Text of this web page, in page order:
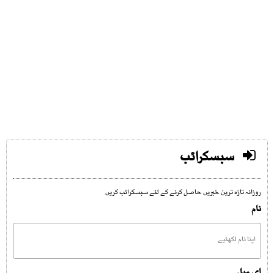
سبسکرائب
روزانہ تازہ ترین خبریں حاصل کرنے کے لئے سبسکرائب کریں
نام